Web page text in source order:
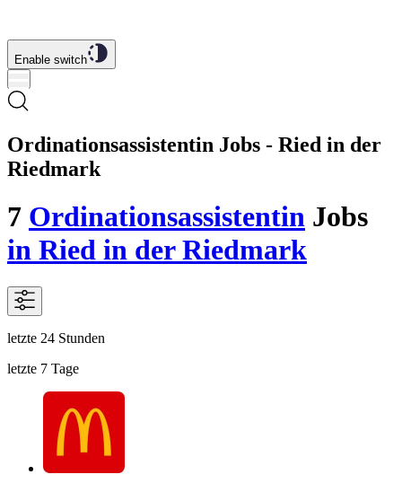
Enable switch
Ordinationsassistentin Jobs - Ried in der
Riedmark
7 Ordinationsassistentin Jobs
in Ried in der Riedmark
letzte 24 Stunden
letzte 7 Tage